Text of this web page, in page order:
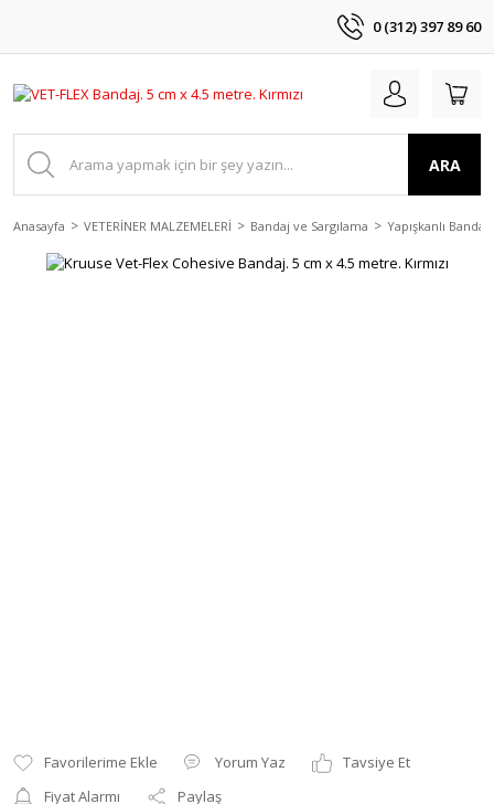
0 (312) 397 89 60
ARA
Anasayfa VETERİNER MALZEMELERİ Bandaj ve Sargılama Yapışkanlı
Yorum Yaz
Tavsiye Et
Fiyat Alarmı
Paylaş